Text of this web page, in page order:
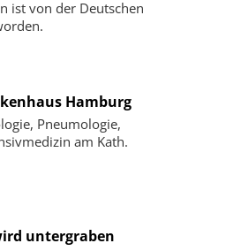
ist von der Deutschen
Hamburg
Pneumologie,
am Kath.
untergraben